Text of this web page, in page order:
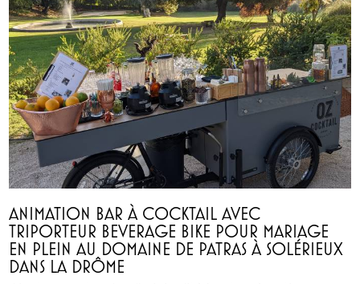
ANIMATION BAR À COCKTAIL AVEC
TRIPORTEUR BEVERAGE BIKE POUR MARIAGE
EN PLEIN AU DOMAINE DE PATRAS À SOLÉRIEUX
DANS LA DRÔME